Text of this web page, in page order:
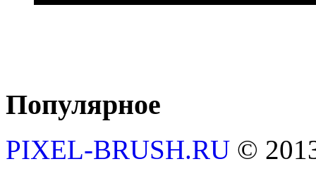
Популярное
PIXEL-BRUSH.RU ©